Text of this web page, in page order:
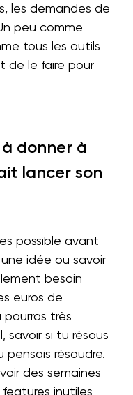
les demandes de
peu comme
tous les outils
de le faire pour
donner à
lancer son
possible avant
idée ou savoir
besoin
euros de
très
savoir si tu résous
résoudre.
des semaines
inutiles